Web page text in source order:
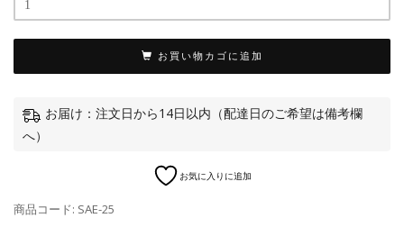
お買い物カゴに追加
お届け：注文日から14日以内（配達日のご希望は備考欄
へ）
お気に入りに追加
商品コード: SAE-25